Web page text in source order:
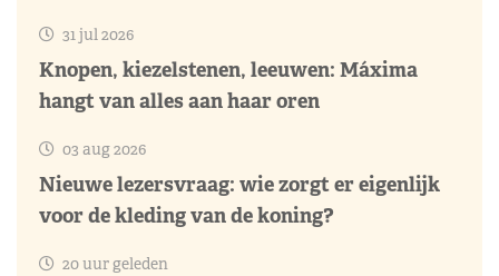
31 jul 2026
Knopen, kiezelstenen, leeuwen: Máxima
hangt van alles aan haar oren
03 aug 2026
Nieuwe lezersvraag: wie zorgt er eigenlijk
voor de kleding van de koning?
20 uur geleden